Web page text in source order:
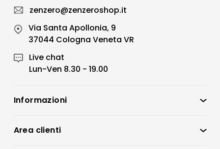
zenzero@zenzeroshop.it
Via Santa Apollonia, 9
37044 Cologna Veneta VR
Live chat
Lun-Ven 8.30 - 19.00
Informazioni
Condizioni di vendita
Area clienti